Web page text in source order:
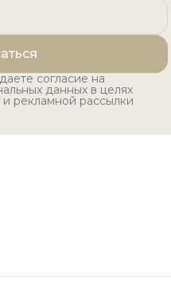
согласие на
данных в целях
рекламной рассылки